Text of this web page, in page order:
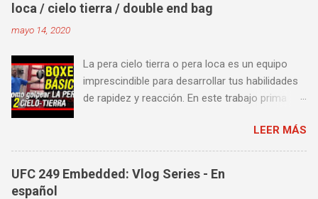
loca / cielo tierra / double end bag
mayo 14, 2020
La pera cielo tierra o pera loca es un equipo
imprescindible para desarrollar tus habilidades
de rapidez y reacción. En este trabajo prima
fuerza o la contundencia. Este trabajo también
es fenomenal para desarrollar esquives y
contra golpes a alta velocidad; así como
también las entradas rápidas para acortar
LEER MÁS
UFC 249 Embedded: Vlog Series - En
español